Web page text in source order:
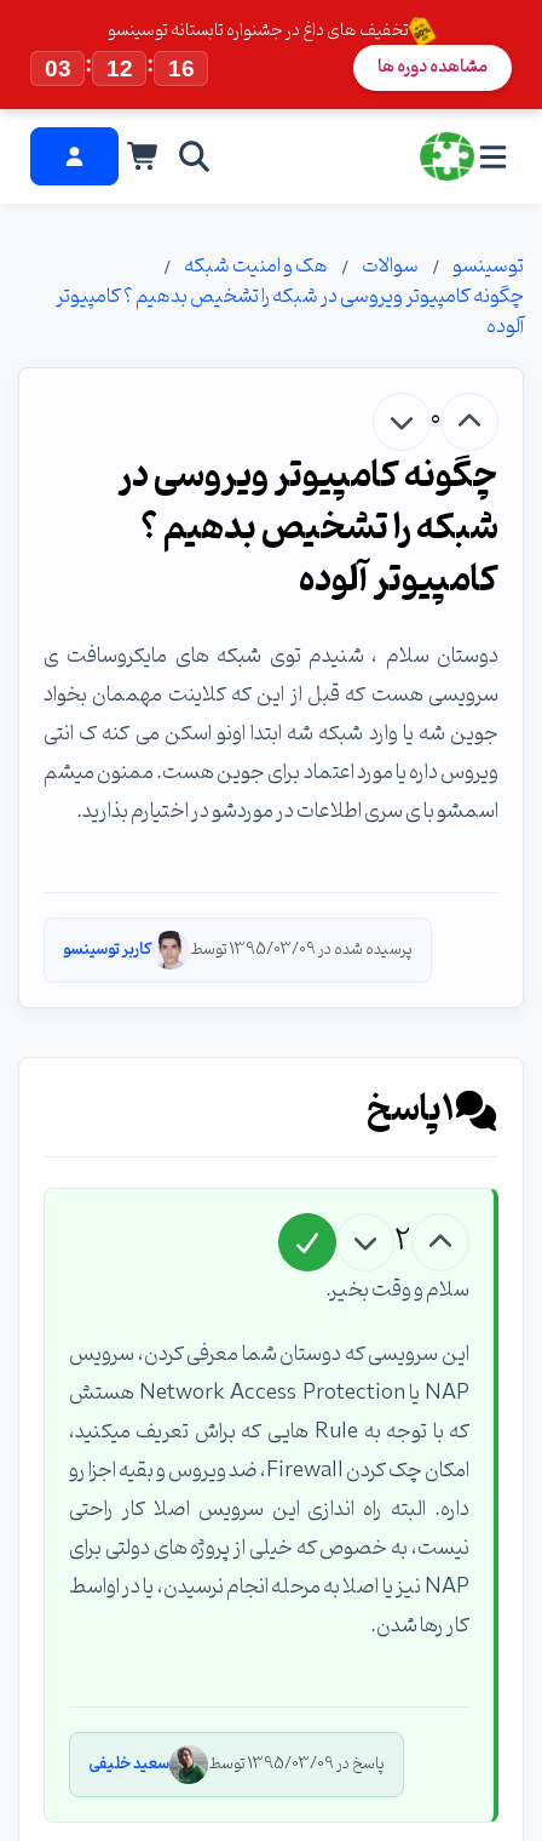
تخفیف های داغ در جشنواره تابستانه توسینسو
03
: 12 : 15 مشاهده دوره ها
توسینسو سوالات
هک و امنیت شبکه
چگونه کامپیوتر ویروسی در شبکه را تشخیص بدهیم ؟ کامپیوتر
آلوده
0
چگونه کامپیوتر ویروسی در
شبکه را تشخیص بدهیم ؟
کامپیوتر آلوده
دوستان سلام ، شنیدم توی شبکه های مایکروسافت ی
سرویسی هست که قبل از این که کلاینت مهممان بخواد
جوین شه یا وارد شبکه شه ابتدا اونو اسکن می کنه ک انتی
ویروس داره یا مورد اعتماد برای جوین هست. ممنون میشم
اسمشو با ی سری اطلاعات در موردشو در اختیارم بذارید.
پرسیده شده در 1395/03/09 توسط کاربر توسینسو
1پاسخ
2
سلام و وقت بخیر.
این سرویسی که دوستان شما معرفی کردن، سرویس
NAP یا Network Access Protection هستش
که با توجه به Rule هایی که براش تعریف میکنید،
امکان چک کردن Firewall، ضد ویروس و بقیه اجزا رو
داره. البته راه اندازی این سرویس اصلا کار راحتی
نیست، به خصوص که خیلی از پروژه های دولتی برای
NAP نیز یا اصلا به مرحله انجام نرسیدن، یا در اواسط
کار رها شدن.
پاسخ در 1395/03/09 توسط سعید خلیفی